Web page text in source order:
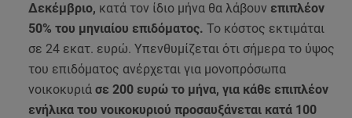
Δεκέμβριο, κατά τον ίδιο μήνα θα λάβουν επιπλέον
50% του μηνιαίου επιδόματος. Το κόστος εκτιμάται
σε 24 εκατ. ευρώ. Υπενθυμίζεται ότι σήμερα το ύψος
του επιδόματος ανέρχεται για μονοπρόσωπα
νοικοκυριά σε 200 ευρώ το μήνα, για κάθε επιπλέον
ενήλικα του νοικοκυριού προσαυξάνεται κατά 100